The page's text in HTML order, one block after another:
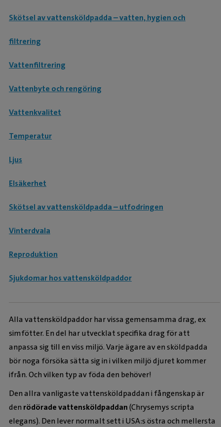
Skötsel av vattensköldpadda – vatten, hygien och
filtrering
Vattenfiltrering
Vattenbyte och rengöring
Vattenkvalitet
Temperatur
Ljus
Elsäkerhet
Skötsel av vattensköldpadda – utfodringen
Vinterdvala
Reproduktion
Sjukdomar hos vattensköldpaddor
Alla vattensköldpaddor har vissa gemensamma drag, ex
simfötter. En del har utvecklat specifika drag för att
anpassa sig till en viss miljö. Varje ägare av en sköldpadda
bör noga försöka sätta sig in i vilken miljö djuret kommer
ifrån. Och vilken typ av föda den behöver!
Den allra vanligaste vattensköldpaddan i fångenskap är
den rödörade vattensköldpaddan(Chrysemys scripta
elegans). Den lever normalt sett i USA:s östra och mellersta